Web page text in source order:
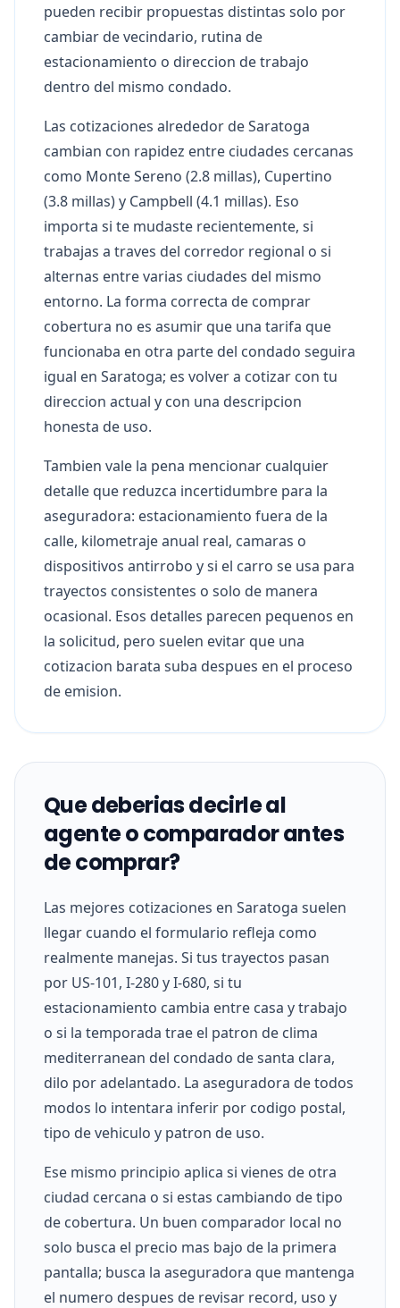
pueden recibir propuestas distintas solo por
cambiar de vecindario, rutina de
estacionamiento o direccion de trabajo
dentro del mismo condado.
Las cotizaciones alrededor de Saratoga
cambian con rapidez entre ciudades cercanas
como Monte Sereno (2.8 millas), Cupertino
(3.8 millas) y Campbell (4.1 millas). Eso
importa si te mudaste recientemente, si
trabajas a traves del corredor regional o si
alternas entre varias ciudades del mismo
entorno. La forma correcta de comprar
cobertura no es asumir que una tarifa que
funcionaba en otra parte del condado seguira
igual en Saratoga; es volver a cotizar con tu
direccion actual y con una descripcion
honesta de uso.
Tambien vale la pena mencionar cualquier
detalle que reduzca incertidumbre para la
aseguradora: estacionamiento fuera de la
calle, kilometraje anual real, camaras o
dispositivos antirrobo y si el carro se usa para
trayectos consistentes o solo de manera
ocasional. Esos detalles parecen pequenos en
la solicitud, pero suelen evitar que una
cotizacion barata suba despues en el proceso
de emision.
Que deberias decirle al
agente o comparador antes
de comprar?
Las mejores cotizaciones en Saratoga suelen
llegar cuando el formulario refleja como
realmente manejas. Si tus trayectos pasan
por US-101, I-280 y I-680, si tu
estacionamiento cambia entre casa y trabajo
o si la temporada trae el patron de clima
mediterranean del condado de santa clara,
dilo por adelantado. La aseguradora de todos
modos lo intentara inferir por codigo postal,
tipo de vehiculo y patron de uso.
Ese mismo principio aplica si vienes de otra
ciudad cercana o si estas cambiando de tipo
de cobertura. Un buen comparador local no
solo busca el precio mas bajo de la primera
pantalla; busca la aseguradora que mantenga
el numero despues de revisar record, uso y